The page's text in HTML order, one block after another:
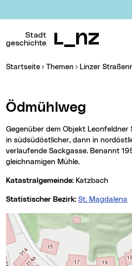
Stadt
geschichte
Sie sind hier:
Startseite Themen Linzer
Ödmühlweg
Gegenüber dem Objekt Leonfeldner Straße 287 vorerst etwa
in südsüdöstlicher, dann in
verlaufende Sackgasse. Benannt
gleichnamigen Mühle.
Katastralgemeinde: Katzbach
Statistischer Bezirk: St. Magdalena
Karte überspringen